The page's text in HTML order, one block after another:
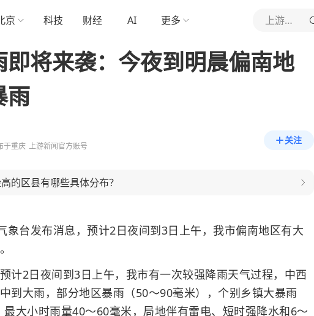
京 科技 财经 AI 更多 上游新闻
即将来袭：今夜到明晨偏南地
雨
于重庆 上游新闻官方账号
关注
的区县有哪些具体分布？
象台发布消息，预计2日夜间到3日上午，我市偏南地区有大
计2日夜间到3日上午，我市有一次较强降雨天气过程，中西
到大雨，部分地区暴雨（50～90毫米），个别乡镇大暴雨
最大小时雨量40～60毫米，局地伴有雷电、短时强降水和6～